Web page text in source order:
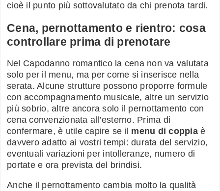
cioè il punto più sottovalutato da chi prenota tardi.
Cena, pernottamento e rientro: cosa
controllare prima di prenotare
Nel Capodanno romantico la cena non va valutata
solo per il menu, ma per come si inserisce nella
serata. Alcune strutture possono proporre formule
con accompagnamento musicale, altre un servizio
più sobrio, altre ancora solo il pernottamento con
cena convenzionata all’esterno. Prima di
confermare, è utile capire se il menu di coppiaè
davvero adatto ai vostri tempi: durata del servizio,
eventuali variazioni per intolleranze, numero di
portate e ora prevista del brindisi.
Anche il pernottamento cambia molto la qualità